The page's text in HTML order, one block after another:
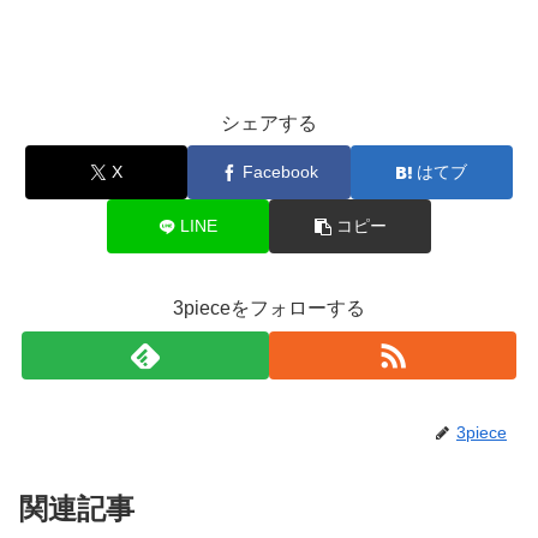
シェアする
X Facebook はてブ
LINE コピー
3pieceをフォローする
3piece
関連記事